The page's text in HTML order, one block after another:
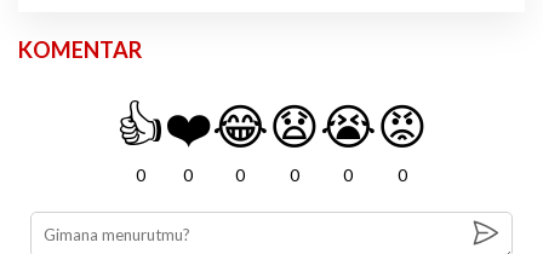
KOMENTAR
👍
0
❤️
0
😂
0
😧
0
😭
0
😡
0